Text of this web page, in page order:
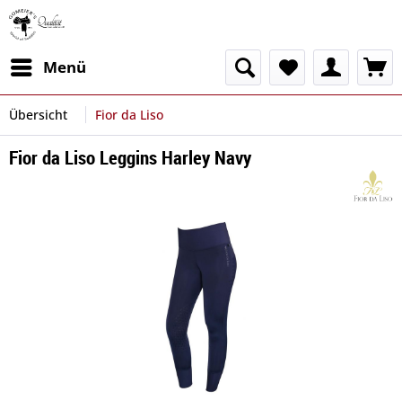
Menü
Übersicht Fior da Liso
Fior da Liso Leggins Harley Navy